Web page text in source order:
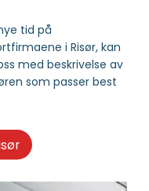
tid på
i Risør, kan
med beskrivelse av
som passer best